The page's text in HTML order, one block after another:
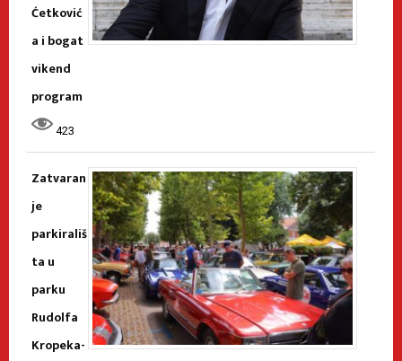
Ćetković
a i bogat
vikend
program
423
Zatvaran
je
parkirališ
ta u
parku
Rudolfa
Kropeka-